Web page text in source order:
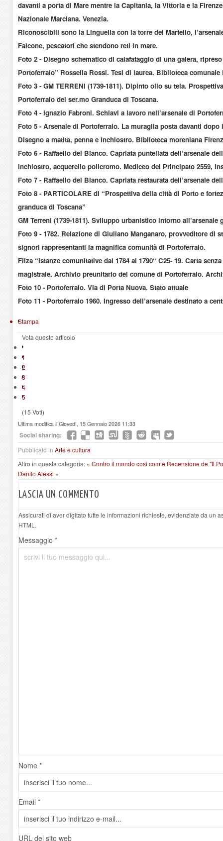
davanti a porta di Mare mentre la Capitania, la Vittoria e la
Nazionale Marciana. Venezia.
Riconoscibili sono la Linguella con la torre del Martello,
Falcone, pescatori che stendono reti in mare.
Foto 2 - Disegno schematico di calafataggio di una galera, ripreso
Portoferraio” Rossella Rossi. Tesi di laurea. Biblioteca comunale
Foto 3 - GM TERRENI (1739-1811). Dipinto olio su tela.
Portoferraio del ser.mo Granduca di Toscana.
Foto 4 - Ignazio Fabroni. Schiavi a lavoro nell’arsenale di
Foto 5 - Arsenale di Portoferraio. La muraglia posta davanti
Disegno a matita, penna e inchiostro. Biblioteca moreniana
Foto 6 - Raffaello del Bianco. Capriata puntellata dell’arsenale
inchiostro, acquerello policromo. Mediceo del Principato 2559,
Foto 7 - Raffaello del Bianco. Capriata restaurata dell’arsenale
Foto 8 - PARTICOLARE di “Prospettiva della città di Porto e
granduca di Toscana”
GM Terreni (1739-1811). Sviluppo urbanistico intorno
Foto 9 - 1782. Relazione di Giuliano Manganaro, provveditore di
signori rappresentanti la magnifica comunità di Portoferraio.
Filza “Istanze comunitative dal 1784 al 1790“ C25- 19. Carta
magistrale. Archivio preunitario del comune di Portoferraio.
Foto 10 - Portoferraio. Via di Porta Nuova. Stato attuale
Foto 11 - Portoferraio 1960. Ingresso dell’arsenale destinato a
Stampa
Vota questo articolo
1
2
3
4
5
(15 Voti)
Ultima modifica il Giovedì, 15 Gennaio 2026 11:33
Social sharing:
Pubblicato in Arte e cultura
Altro in questa categoria: « Contro il mondo così com’è Recensione de "Il
Danilo Alessi »
LASCIA UN COMMENTO
Assicurati di aver digitato tutte le informazioni richieste, evidenziate da un
HTML.
Messaggio *
Nome *
Email *
URL del sito web